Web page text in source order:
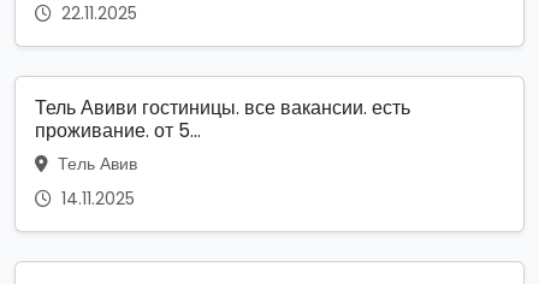
22.11.2025
Тель Авиви гостиницы. все вакансии. есть
проживание. от 5...
Тель Авив
14.11.2025